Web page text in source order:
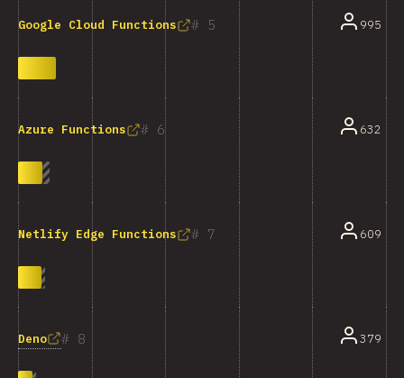
5
Google Cloud Functions 995
6
Azure Functions 632
7
Netlify Edge Functions 609
8
Deno 379